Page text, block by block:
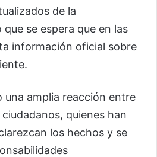
de la
se espera que en las
información oficial sobre
una amplia reacción entre
quienes han
los hechos y se